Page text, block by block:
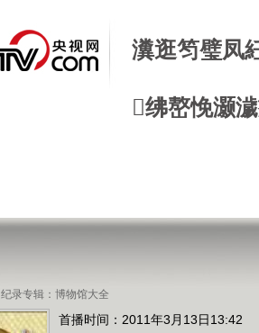
瀵逛笉璧凤
绋嶅悗灏
纪录专辑：博物馆大全
首播时间：2011年3月13日13:42